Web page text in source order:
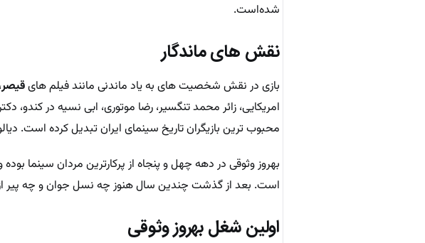
شده‌است.
نقش های ماندگار
بازی در نقش شخصیت های به یاد ماندنی مانند فیلم هایقیصر
امریکایی، زائر محمد تنگسیر، رضا موتوری، ابی نسیه در کندو،
محبوب ترین بازیگران تاریخ سینمای ایران تبدیل کرده‌ است.
بهروز وثوقی در دهه چهل و پنجاه از پرکارترین مردان سینما
است. بعد از گذشت چندین سال هنوز چه نسل جوان و چه پیر از
اولین شغل بهروز وثوقی